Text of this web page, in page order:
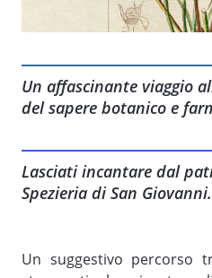
Un affascinante viaggio
del sapere botanico e
Lasciati incantare dal
Spezieria di San Giovanni.
Un suggestivo percorso